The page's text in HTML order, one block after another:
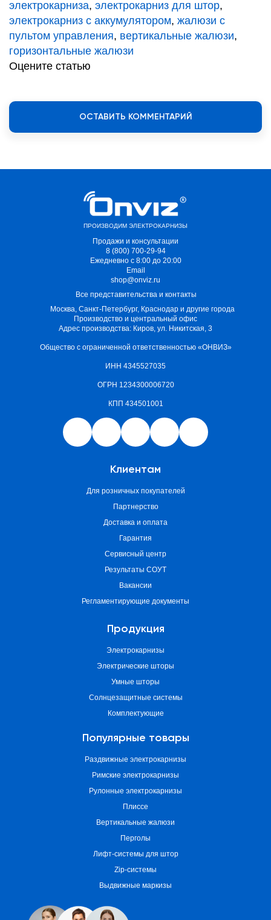
электрокарниза, электрокарниз для штор,
электрокарниз с аккумулятором, жалюзи с
пультом управления, вертикальные жалюзи,
горизонтальные жалюзи
Оцените статью
ОСТАВИТЬ КОММЕНТАРИЙ
ПРОИЗВОДИМ ЭЛЕКТРОКАРНИЗЫ
Продажи и консультации
8 (800) 700-29-94
Ежедневно с 8:00 до 20:00
Email
shop@onviz.ru
Все представительства и контакты
Москва, Санкт-Петербург, Краснодар и другие города
Производство и центральный офис
Адрес производства: Киров, ул. Никитская, 3
Общество с ограниченной ответственностью «ОНВИЗ»
ИНН 4345527035
ОГРН 1234300006720
КПП 434501001
Клиентам
Для розничных покупателей
Партнерство
Доставка и оплата
Гарантия
Сервисный центр
Результаты СОУТ
Вакансии
Регламентирующие документы
Продукция
Электрокарнизы
Электрические шторы
Умные шторы
Солнцезащитные системы
Комплектующие
Популярные товары
Раздвижные электрокарнизы
Римские электрокарнизы
Рулонные электрокарнизы
Плиссе
Вертикальные жалюзи
Перголы
Лифт-системы для штор
Zip-системы
Выдвижные маркизы